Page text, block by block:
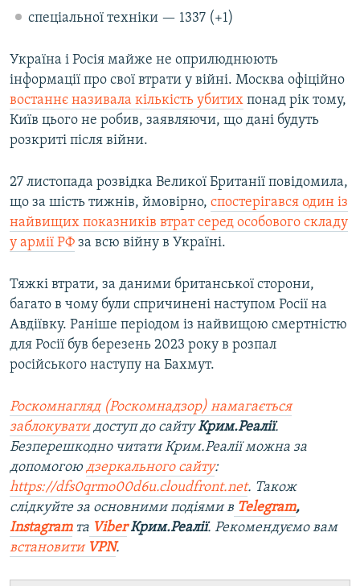
спеціальної техніки — 1337 (+1)
Україна і Росія майже не оприлюднюють
інформації про свої втрати у війні. Москва офіційно
востаннє називала кількість убитих понад рік тому,
Київ цього не робив, заявляючи, що дані будуть
розкриті після війни.
27 листопада розвідка Великої Британії повідомила,
що за шість тижнів, ймовірно, спостерігався один із
найвищих показників втрат серед особового складу
у армії РФ за всю війну в Україні.
Тяжкі втрати, за даними британської сторони,
багато в чому були спричинені наступом Росії на
Авдіївку. Раніше періодом із найвищою смертністю
для Росії був березень 2023 року в розпал
російського наступу на Бахмут.
Роскомнагляд (Роскомнадзор) намагається
заблокуватидоступ до сайтуКрим.Реалії.
Безперешкодно читати Крим.Реалії можна за
допомогою дзеркального сайту:
https://dfs0qrmo00d6u.cloudfront.net. Також
слідкуйте за основними подіями в Telegram,
Instagramта ViberКрим.Реалії. Рекомендуємо вам
встановити VPN.